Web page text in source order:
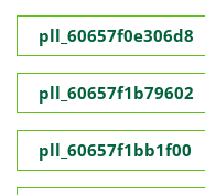
pll_60657f0e306d8
pll_60657f1b79602
pll_60657f1bb1f00